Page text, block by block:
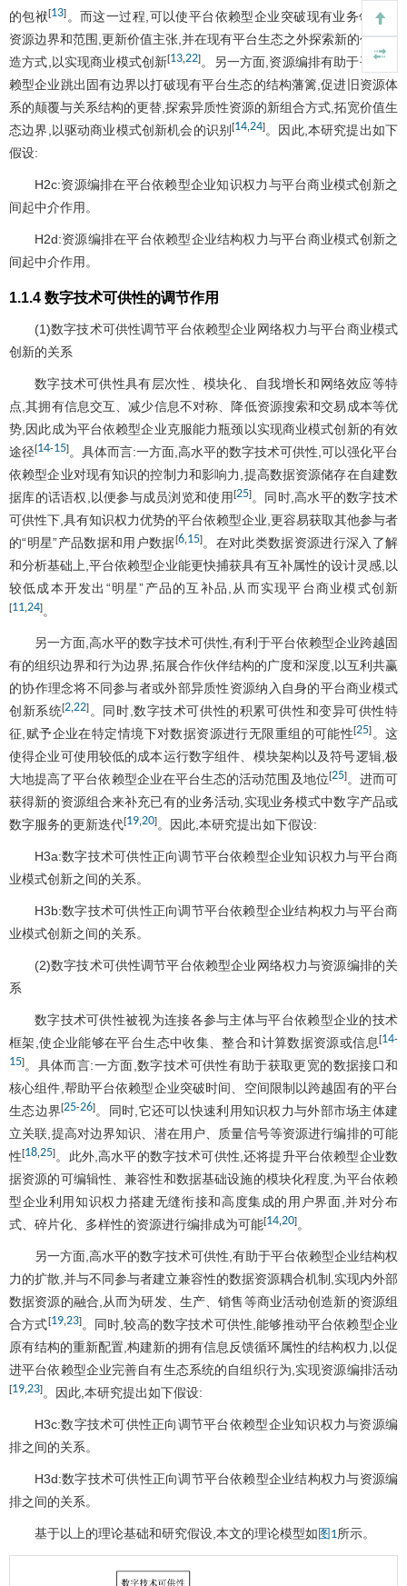
的包袱[13] 。而这一过程,可以使平台依赖型企业突破现有业务领域的
资源边界和范围,更新价值主张,并在现有平台生态之外探索新的价值创
造方式,以实现商业模式创新[13 22]。另一方面,资源编排有助于平台依
赖型企业跳出固有边界以打破现有平台生态的结构藩篱,促进旧资源体
系的颠覆与关系结构的更替,探索异质性资源的新组合方式,拓宽价值生
态边界,以驱动商业模式创新机会的识别[14 24]。因此,本研究提出如下
假设:
H2c:资源编排在平台依赖型企业知识权力与平台商业模式创新之
间起中介作用。
H2d:资源编排在平台依赖型企业结构权力与平台商业模式创新之
间起中介作用。
1.1.4 数字技术可供性的调节作用
(1)数字技术可供性调节平台依赖型企业网络权力与平台商业模式
创新的关系
数字技术可供性具有层次性、模块化、自我增长和网络效应等特
点,其拥有信息交互、减少信息不对称、降低资源搜索和交易成本等优
势,因此成为平台依赖型企业克服能力瓶颈以实现商业模式创新的有效
途径[14-15]。具体而言:一方面,高水平的数字技术可供性,可以强化平台
依赖型企业对现有知识的控制力和影响力,提高数据资源储存在自建数
据库的话语权,以便参与成员浏览和使用[25]。同时,高水平的数字技术
可供性下,具有知识权力优势的平台依赖型企业,更容易获取其他参与者
的“明星”产品数据和用户数据[6, 15]。在对此类数据资源进行深入了解
和分析基础上,平台依赖型企业能更快捕获具有互补属性的设计灵感,以
较低成本开发出“明星”产品的互补品,从而实现平台商业模式创新
[11 24]。
另一方面,高水平的数字技术可供性,有利于平台依赖型企业跨越固
有的组织边界和行为边界,拓展合作伙伴结构的广度和深度,以互利共赢
的协作理念将不同参与者或外部异质性资源纳入自身的平台商业模式
创新系统[2 22] 。同时,数字技术可供性的积累可供性和变异可供性特
征,赋予企业在特定情境下对数据资源进行无限重组的可能性[25] 。这
使得企业可使用较低的成本运行数字组件、模块架构以及符号逻辑,极
大地提高了平台依赖型企业在平台生态的活动范围及地位[25]。进而可
获得新的资源组合来补充已有的业务活动,实现业务模式中数字产品或
数字服务的更新迭代[19 20]。因此,本研究提出如下假设:
H3a:数字技术可供性正向调节平台依赖型企业知识权力与平台商
业模式创新之间的关系。
H3b:数字技术可供性正向调节平台依赖型企业结构权力与平台商
业模式创新之间的关系。
(2)数字技术可供性调节平台依赖型企业网络权力与资源编排的关
系
数字技术可供性被视为连接各参与主体与平台依赖型企业的技术
框架,使企业能够在平台生态中收集、整合和计算数据资源或信息[14-
15]。具体而言:一方面,数字技术可供性有助于获取更宽的数据接口和
核心组件,帮助平台依赖型企业突破时间、空间限制以跨越固有的平台
生态边界[25-26]。同时,它还可以快速利用知识权力与外部市场主体建
立关联,提高对边界知识、潜在用户、质量信号等资源进行编排的可能
性[18 25]。此外,高水平的数字技术可供性,还将提升平台依赖型企业数
据资源的可编辑性、兼容性和数据基础设施的模块化程度,为平台依赖
型企业利用知识权力搭建无缝衔接和高度集成的用户界面,并对分布
式、碎片化、多样性的资源进行编排成为可能[14 20]。
另一方面,高水平的数字技术可供性,有助于平台依赖型企业结构权
力的扩散,并与不同参与者建立兼容性的数据资源耦合机制,实现内外部
数据资源的融合,从而为研发、生产、销售等商业活动创造新的资源组
合方式[19, 23]。同时,较高的数字技术可供性,能够推动平台依赖型企业
原有结构的重新配置,构建新的拥有信息反馈循环属性的结构权力,以促
进平台依赖型企业完善自有生态系统的自组织行为,实现资源编排活动
[19 23]。因此,本研究提出如下假设:
H3c:数字技术可供性正向调节平台依赖型企业知识权力与资源编
排之间的关系。
H3d:数字技术可供性正向调节平台依赖型企业结构权力与资源编
排之间的关系。
基于以上的理论基础和研究假设,本文的理论模型如 图1所示。